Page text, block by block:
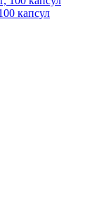
капсул